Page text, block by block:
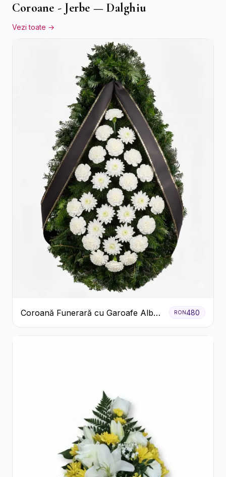
Coroane - Jerbe — Dalghiu
Vezi toate →
Coroană Funerară cu Garoafe Albe
și Crizanteme
RON480